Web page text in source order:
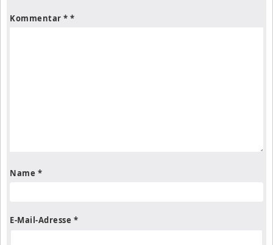
Kommentar *
Name *
E-Mail-Adresse *